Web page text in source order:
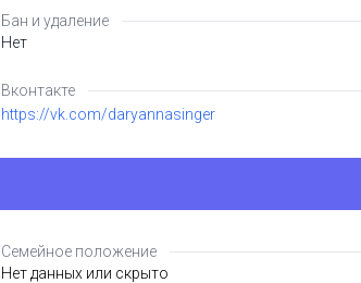
Бан и удаление
Нет
Вконтакте
https://vk.com/daryannasinger
Семейное положение
Нет данных или скрыто